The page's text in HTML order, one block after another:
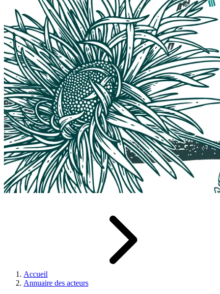
Accueil
Annuaire des acteurs